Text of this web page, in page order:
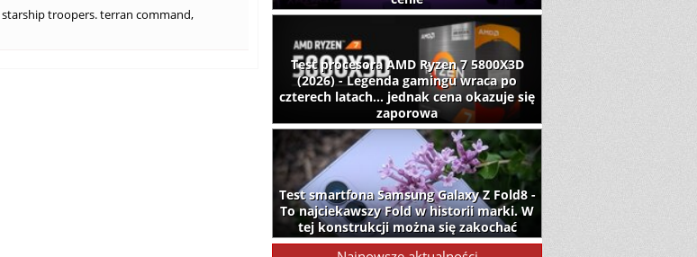
starship troopers. terran command,
Test procesora AMD Ryzen 7 5800X3D
(2026) - Legenda gamingu wraca po
czterech latach... jednak cena okazuje się
zaporowa
Test smartfona Samsung Galaxy Z Fold8 -
To najciekawszy Fold w historii marki. W
tej konstrukcji można się zakochać